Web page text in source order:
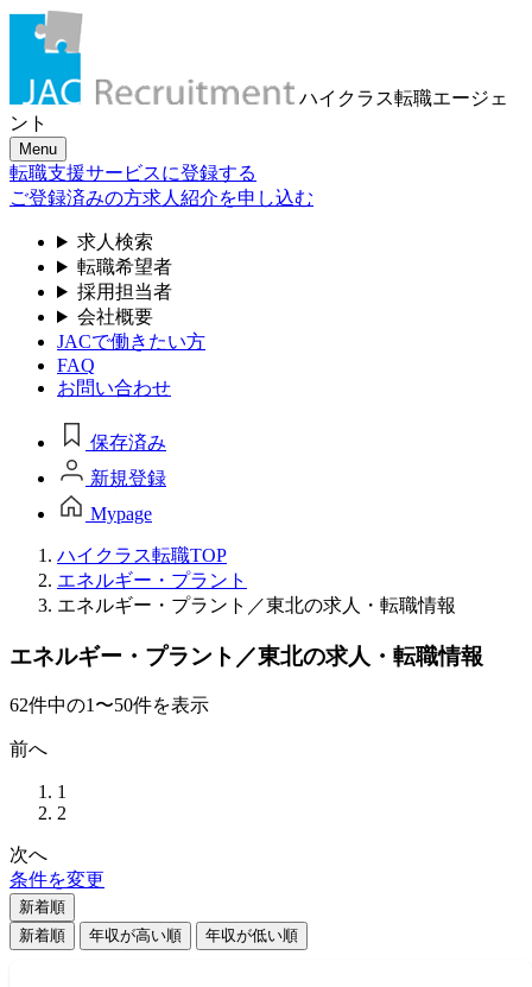
ハイクラス転職エージェ
ント
Menu
転職支援サービスに登録する
ご登録済みの方求人紹介を申し込む
求人検索
転職希望者
採用担当者
会社概要
JACで働きたい方
FAQ
お問い合わせ
保存済み
新規登録
Mypage
ハイクラス転職TOP
エネルギー・プラント
エネルギー・プラント／東北の求人・転職情報
エネルギー・プラント／東北の求人・転職情報
62件中の1〜50件を表示
前へ
1
2
次へ
条件を変更
新着順
新着順
年収が高い順 年収が低い順